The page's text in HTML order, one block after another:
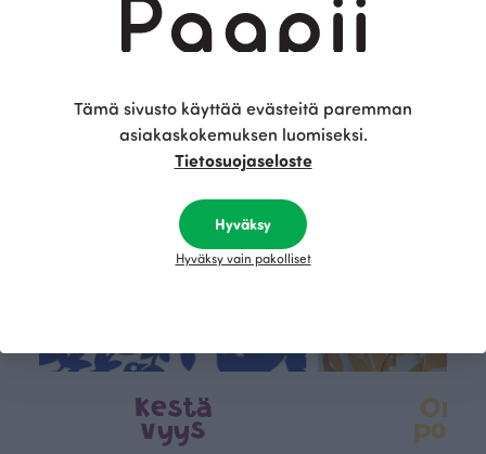
Tämä on Paapii
Kestä
vyys
Oma
Tämä sivusto käyttää evästeitä paremman
asiakaskokemuksen luomiseksi.
Tietosuojaseloste
Hyväksy
Hyväksy vain pakolliset